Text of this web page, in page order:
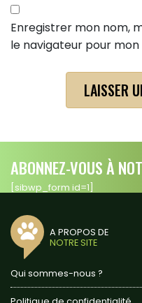
Enregistrer mon nom,
le navigateur pour
ABONNEZ-VOUS À
[sibwp_form id=1]
A PROPOS DE
NOTRE SITE
Qui sommes-nous ?